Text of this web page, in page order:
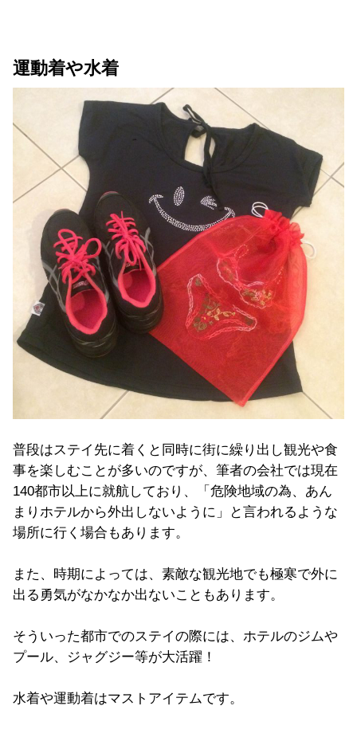
運動着や水着
普段はステイ先に着くと同時に街に繰り出し観光や食
事を楽しむことが多いのですが、筆者の会社では現在
140都市以上に就航しており、「危険地域の為、あん
まりホテルから外出しないように」と言われるような
場所に行く場合もあります。
また、時期によっては、素敵な観光地でも極寒で外に
出る勇気がなかなか出ないこともあります。
そういった都市でのステイの際には、ホテルのジムや
プール、ジャグジー等が大活躍！
水着や運動着はマストアイテムです。